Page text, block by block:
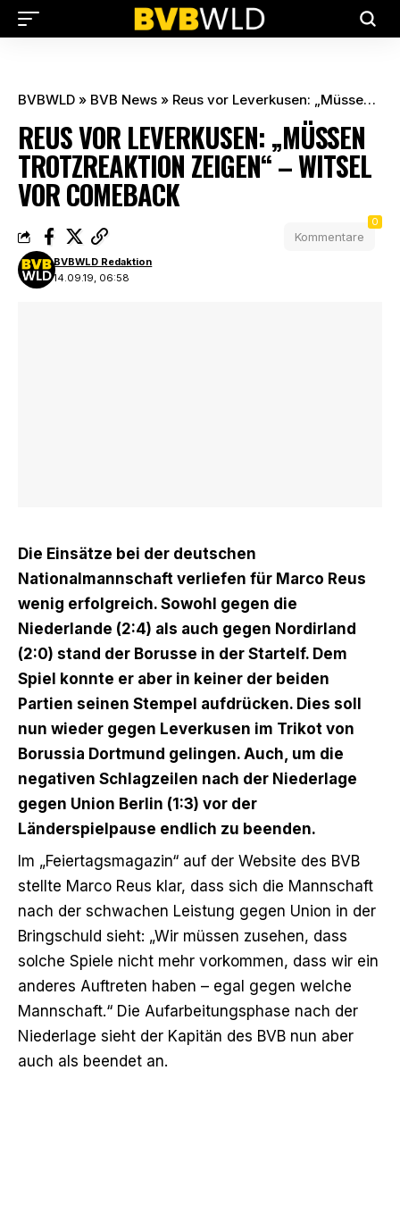
BVBWLD » BVB News » Reus vor Leverkusen: „Müssen Trotzreaktion zeigen“ – Witsel vor Comeback
REUS VOR LEVERKUSEN: „MÜSSEN
TROTZREAKTION ZEIGEN“ – WITSEL
VOR COMEBACK
14.09.19, 06:58
BVBWLD Redaktion
Kommentare
0
Die Einsätze bei der deutschen
Nationalmannschaft verliefen für Marco Reus
wenig erfolgreich. Sowohl gegen die
Niederlande (2:4) als auch gegen Nordirland
(2:0) stand der Borusse in der Startelf. Dem
Spiel konnte er aber in keiner der beiden
Partien seinen Stempel aufdrücken. Dies soll
nun wieder gegen Leverkusen im Trikot von
Borussia Dortmund gelingen. Auch, um die
negativen Schlagzeilen nach der Niederlage
gegen Union Berlin (1:3) vor der
Länderspielpause endlich zu beenden.
Im „Feiertagsmagazin“ auf der Website des BVB
stellte Marco Reus klar, dass sich die Mannschaft
nach der schwachen Leistung gegen Union in der
Bringschuld sieht: „Wir müssen zusehen, dass
solche Spiele nicht mehr vorkommen, dass wir ein
anderes Auftreten haben – egal gegen welche
Mannschaft.“ Die Aufarbeitungsphase nach der
Niederlage sieht der Kapitän des BVB nun aber
auch als beendet an.